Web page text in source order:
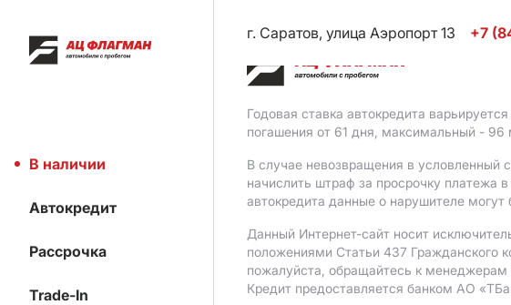
В наличии
Автокредит
Рассрочка
Trade-In
г. Саратов, улица Аэропорт 13
+7
Годовая ставка автокредита
погашения от 61 дня, максимальный -
В случае невозвращения в условленный
начислить штраф за просрочку платежа
автокредита данные о нарушителе
Данный Интернет-сайт носит
положениями Статьи 437 Гражданского
пожалуйста, обращайтесь к менеджерам
Кредит предоставляется банком АO